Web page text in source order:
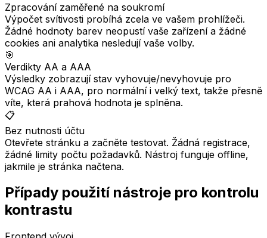
Zpracování zaměřené na soukromí
Výpočet svítivosti probíhá zcela ve vašem prohlížeči.
Žádné hodnoty barev neopustí vaše zařízení a žádné
cookies ani analytika nesledují vaše volby.
🎯
Verdikty AA a AAA
Výsledky zobrazují stav vyhovuje/nevyhovuje pro
WCAG AA i AAA, pro normální i velký text, takže přesně
víte, která prahová hodnota je splněna.
📋
Bez nutnosti účtu
Otevřete stránku a začněte testovat. Žádná registrace,
žádné limity počtu požadavků. Nástroj funguje offline,
jakmile je stránka načtena.
Případy použití nástroje pro kontrolu
kontrastu